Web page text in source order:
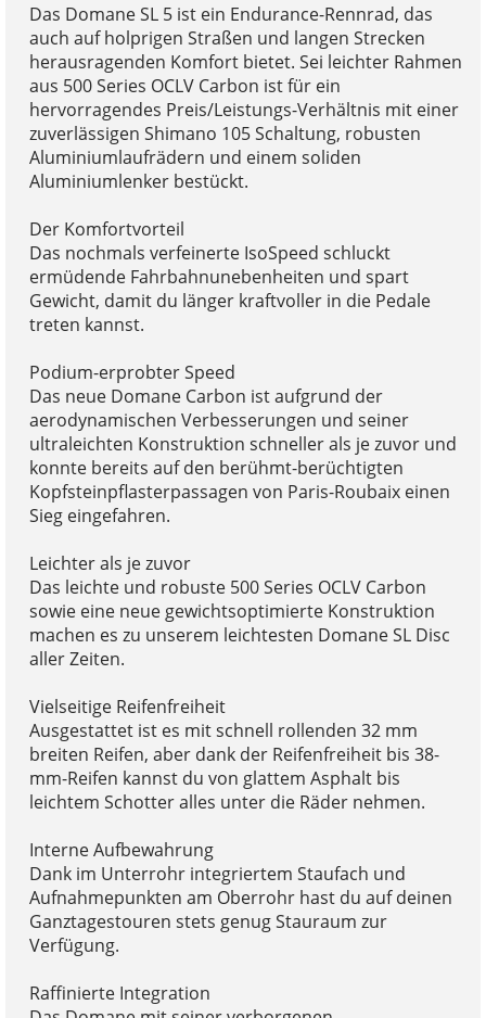
Das Domane SL 5 ist ein Endurance-Rennrad, das
auch auf holprigen Straßen und langen Strecken
herausragenden Komfort bietet. Sei leichter Rahmen
aus 500 Series OCLV Carbon ist für ein
hervorragendes Preis/Leistungs-Verhältnis mit einer
zuverlässigen Shimano 105 Schaltung, robusten
Aluminiumlaufrädern und einem soliden
Aluminiumlenker bestückt.
Der Komfortvorteil
Das nochmals verfeinerte IsoSpeed schluckt
ermüdende Fahrbahnunebenheiten und spart
Gewicht, damit du länger kraftvoller in die Pedale
treten kannst.
Podium-erprobter Speed
Das neue Domane Carbon ist aufgrund der
aerodynamischen Verbesserungen und seiner
ultraleichten Konstruktion schneller als je zuvor und
konnte bereits auf den berühmt-berüchtigten
Kopfsteinpflasterpassagen von Paris-Roubaix einen
Sieg eingefahren.
Leichter als je zuvor
Das leichte und robuste 500 Series OCLV Carbon
sowie eine neue gewichtsoptimierte Konstruktion
machen es zu unserem leichtesten Domane SL Disc
aller Zeiten.
Vielseitige Reifenfreiheit
Ausgestattet ist es mit schnell rollenden 32 mm
breiten Reifen, aber dank der Reifenfreiheit bis 38-
mm-Reifen kannst du von glattem Asphalt bis
leichtem Schotter alles unter die Räder nehmen.
Interne Aufbewahrung
Dank im Unterrohr integriertem Staufach und
Aufnahmepunkten am Oberrohr hast du auf deinen
Ganztagestouren stets genug Stauraum zur
Verfügung.
Raffinierte Integration